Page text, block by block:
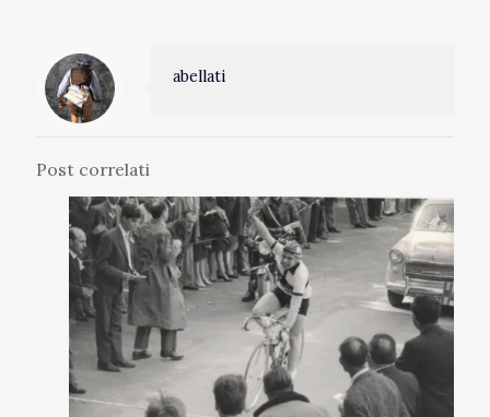
abellati
Post correlati